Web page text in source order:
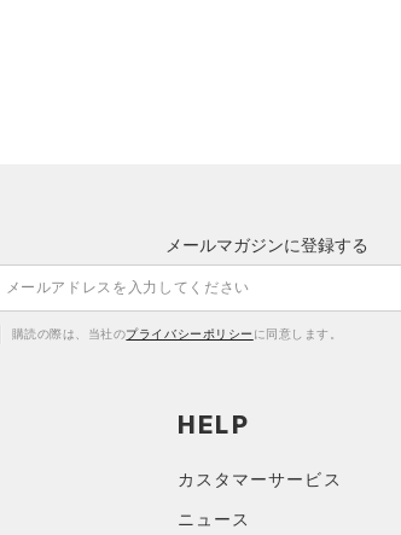
メールマガジンに登録する
購読の際は、当社のプライバシーポリシー に同意します。
HELP
カスタマーサービス
ニュース